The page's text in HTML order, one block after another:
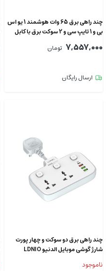
چند راهی برق 65 وات هوشمند 1 یو اس
بی و 1 تایپ سی و 2 سوکت برق با کابل
S2ACE
7,557,000 تومان
ارسال رایگان
چند راهی برق دو سوکت و چهار پورت
شارژ گوشی موبایل الدنیو LDNIO
ناموجود